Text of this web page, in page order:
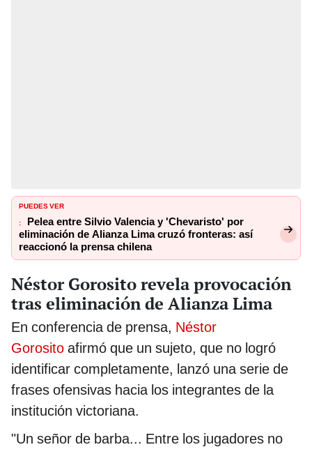
PUEDES VER
:
Pelea entre Silvio Valencia y 'Chevaristo' por
eliminación de Alianza Lima cruzó fronteras: así
reaccionó la prensa chilena
Néstor Gorosito revela provocación
tras eliminación de Alianza Lima
En conferencia de prensa, Néstor
Gorosito afirmó que un sujeto, que no logró
identificar completamente, lanzó una serie de
frases ofensivas hacia los integrantes de la
institución victoriana.
"Un señor de barba... Entre los jugadores no